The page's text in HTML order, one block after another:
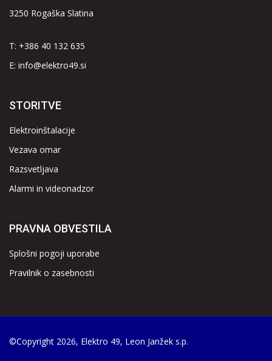
3250 Rogaška Slatina
T: +386 40 132 635
E: info@elektro49.si
STORITVE
Elektroinštalacije
Vezava omar
Razsvetljava
Alarmi in videonadzor
PRAVNA OBVESTILA
Splošni pogoji uporabe
Pravilnik o zasebnosti
©Copyright 2026, Elektro 49, Leon Janžek s.p.